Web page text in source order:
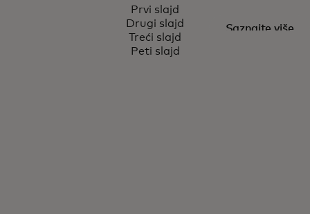
velik
Saznajte više
Prvi slajd
Drugi slajd
Treći slajd
Peti slajd